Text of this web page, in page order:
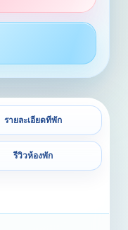
รายละเอียดที่พัก
รีวิวห้องพัก